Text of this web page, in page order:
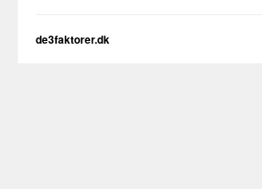
de3faktorer.dk